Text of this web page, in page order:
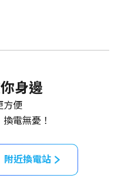
身邊
方便
電無憂！
附近換電站